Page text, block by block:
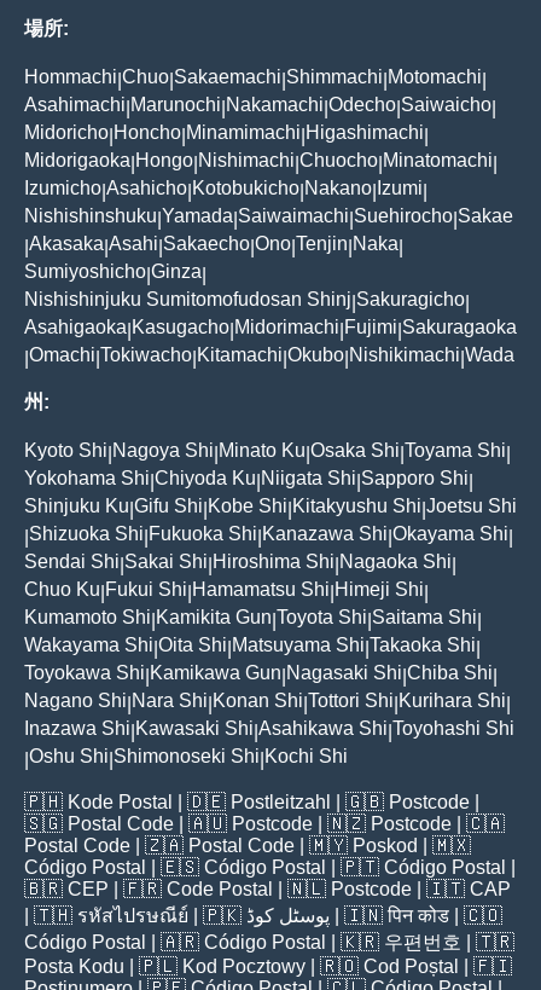
場所:
Hommachi Chuo Sakaemachi Shimmachi Motomachi
Asahimachi Marunochi Nakamachi Odecho Saiwaicho
Midoricho Honcho Minamimachi Higashimachi
Midorigaoka Hongo Nishimachi Chuocho Minatomachi
Izumicho Asahicho Kotobukicho Nakano Izumi
Nishishinshuku Yamada Saiwaimachi Suehirocho Sakae
Akasaka Asahi Sakaecho Ono Tenjin Naka
Sumiyoshicho Ginza
Nishishinjuku Sumitomofudosan Shinj Sakuragicho
Asahigaoka Kasugacho Midorimachi Fujimi Sakuragaoka
Omachi Tokiwacho Kitamachi Okubo Nishikimachi Wada
州:
Kyoto Shi Nagoya Shi Minato Ku Osaka Shi Toyama Shi
Yokohama Shi Chiyoda Ku Niigata Shi Sapporo Shi
Shinjuku Ku Gifu Shi Kobe Shi Kitakyushu Shi Joetsu Shi
Shizuoka Shi Fukuoka Shi Kanazawa Shi Okayama Shi
Sendai Shi Sakai Shi Hiroshima Shi Nagaoka Shi
Chuo Ku Fukui Shi Hamamatsu Shi Himeji Shi
Kumamoto Shi Kamikita Gun Toyota Shi Saitama Shi
Wakayama Shi Oita Shi Matsuyama Shi Takaoka Shi
Toyokawa Shi Kamikawa Gun Nagasaki Shi Chiba Shi
Nagano Shi Nara Shi Konan Shi Tottori Shi Kurihara Shi
Inazawa Shi Kawasaki Shi Asahikawa Shi Toyohashi Shi
Oshu Shi Shimonoseki Shi Kochi Shi
🇵🇭 Kode Postal | 🇩🇪 Postleitzahl | 🇬🇧 Postcode
🇸🇬 Postal Code | 🇦🇺 Postcode | 🇳🇿 Postcode | 🇨🇦
Postal Code | 🇿🇦 Postal Code | 🇲🇾 Poskod
| 🇲🇽
Código Postal
| 🇪🇸 Código Postal | 🇵🇹 Código Postal
🇧🇷 CEP | 🇫🇷 Code Postal | 🇳🇱 Postcode | 🇮🇹 CAP
| 🇹🇭 รหัสไปรษณีย์ | 🇵🇰 پوسٹل کوڈ | 🇮🇳पिन कोड | 🇨🇴
Código Postal
| 🇦🇷 Código Postal | 🇰🇷 우편번호
| 🇹🇷
Posta Kodu | 🇵🇱 Kod Pocztowy | 🇷🇴 Cod Poștal
| 🇫🇮